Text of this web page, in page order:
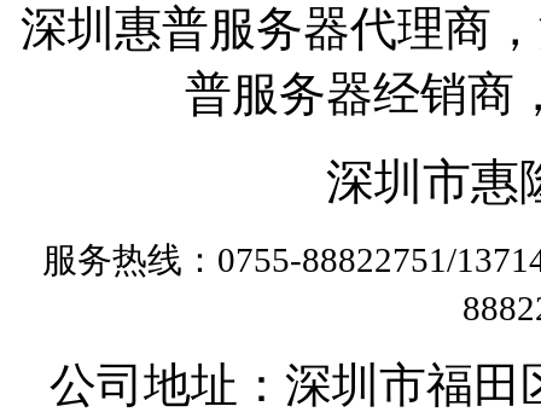
深圳惠普服务器代理商
普服务器经销商
深圳市惠
服务热线：0755-88822751/
公司地址：深圳市福田